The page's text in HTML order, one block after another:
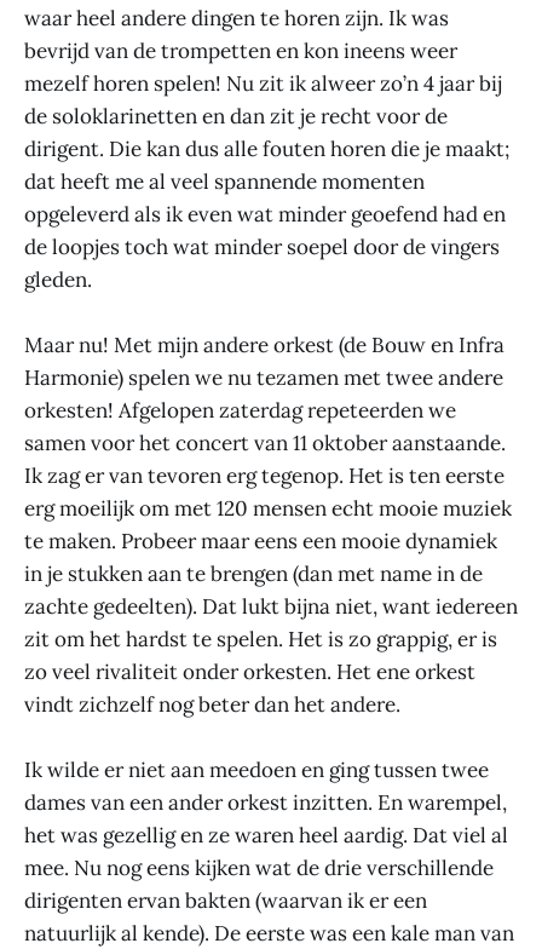
waar heel andere dingen te horen zijn. Ik was
bevrijd van de trompetten en kon ineens weer
mezelf horen spelen! Nu zit ik alweer zo’n 4 jaar bij
de soloklarinetten en dan zit je recht voor de
dirigent. Die kan dus alle fouten horen die je maakt;
dat heeft me al veel spannende momenten
opgeleverd als ik even wat minder geoefend had en
de loopjes toch wat minder soepel door de vingers
gleden.
Maar nu! Met mijn andere orkest (de Bouw en Infra
Harmonie) spelen we nu tezamen met twee andere
orkesten! Afgelopen zaterdag repeteerden we
samen voor het concert van 11 oktober aanstaande.
Ik zag er van tevoren erg tegenop. Het is ten eerste
erg moeilijk om met 120 mensen echt mooie muziek
te maken. Probeer maar eens een mooie dynamiek
in je stukken aan te brengen (dan met name in de
zachte gedeelten). Dat lukt bijna niet, want iedereen
zit om het hardst te spelen. Het is zo grappig, er is
zo veel rivaliteit onder orkesten. Het ene orkest
vindt zichzelf nog beter dan het andere.
Ik wilde er niet aan meedoen en ging tussen twee
dames van een ander orkest inzitten. En warempel,
het was gezellig en ze waren heel aardig. Dat viel al
mee. Nu nog eens kijken wat de drie verschillende
dirigenten ervan bakten (waarvan ik er een
natuurlijk al kende). De eerste was een kale man van